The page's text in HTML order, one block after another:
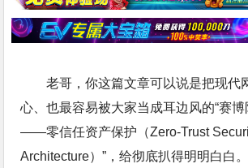
老哥，你这篇文章可以说是把现代
心、也最容易被大家当成耳边风的“赛
——零信任资产保护（Zero-Trust
Architecture）”，给彻底扒得明明白白